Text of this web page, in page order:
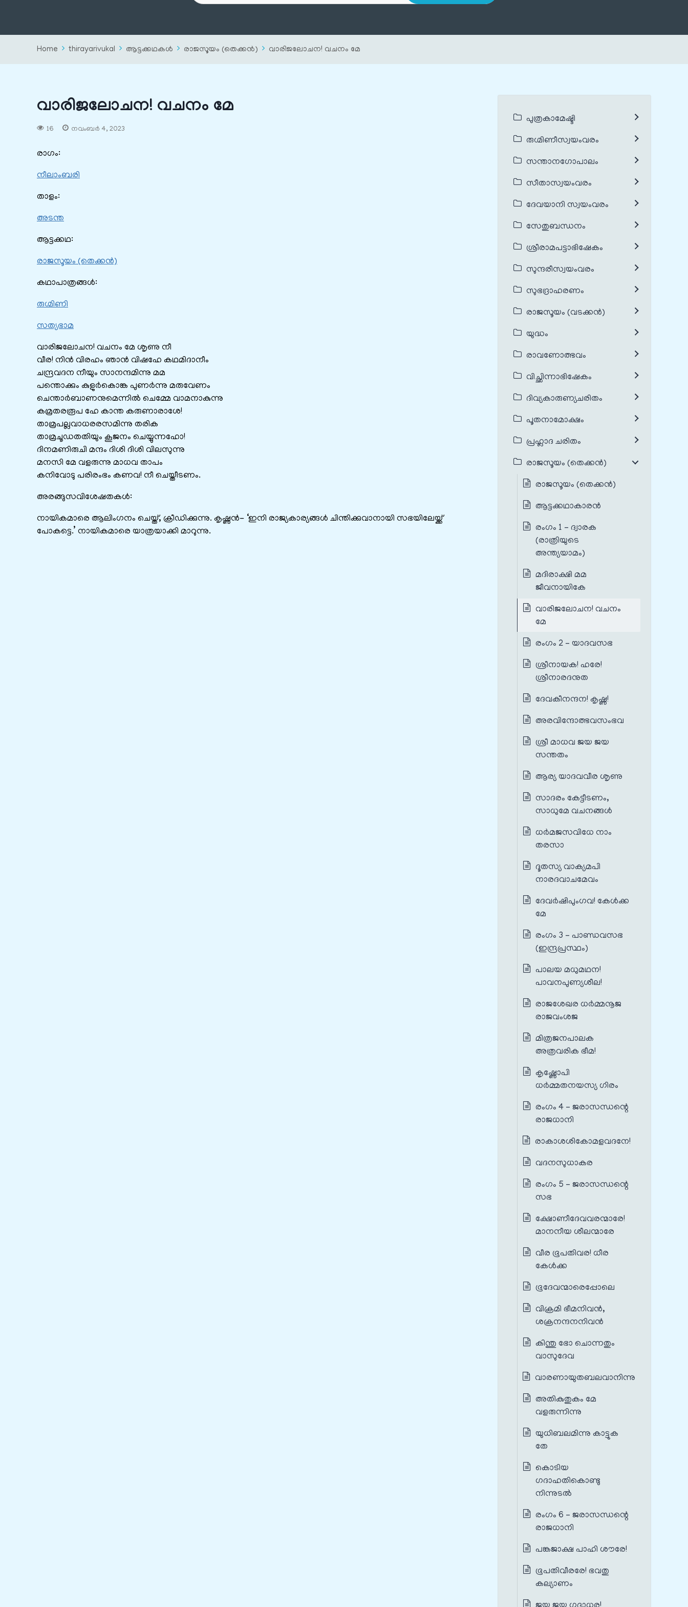
Home thirayarivukal ആട്ടക്കഥകൾ രാജസൂയം (തെക്കൻ) വാരിജലോചന! വചനം മേ
വാരിജലോചന! വചനം മേ
16 നവംബർ 4, 2023
രാഗം:
നീലാംബരി
താളം:
അടന്ത
ആട്ടക്കഥ:
രാജസൂയം (തെക്കൻ)
കഥാപാത്രങ്ങൾ:
രുഗ്മിണി
സത്യഭാമ
വാരിജലോചന! വചനം മേ ശൃണു നീ
വീര! നിൻ വിരഹം ഞാൻ വിഷഹേ കഥമിദാനീം
ചന്ദ്രവദന നീയും സാനന്ദമിന്നു മമ
പന്തൊക്കും കുളുർകൊങ്ക പുണർന്നു മരുവേണം
ചെന്താർബാണനുമെന്നിൽ ചെമ്മേ വാമനാകുന്നു
കമ്രതരരൂപ ഹേ കാന്ത കരുണാരാശേ!
താമ്രപല്ലവാധരരസമിന്നു തരിക
താമ്രചൂഡതതിയും കൂജനം ചെയ്യുന്നഹോ!
ദിനമണിരുചി മന്ദം ദിശി ദിശി വിലസുന്നു
മനസി മേ വളരുന്നു മാധവ താപം
കനിവോടു പരിരംഭം കണവ! നീ ചെയ്തീടണം.
അരങ്ങുസവിശേഷതകൾ:
നായികമാരെ ആലിംഗനം ചെയ്ത്, ക്രീഡിക്കുന്നു. കൃഷ്ണൻ- ‘ഇനി രാജ്യകാര്യങ്ങൾ ചിന്തിക്കുവാനായി സഭയിലേയ്ക്ക്
പോകട്ടെ.’ നായികമാരെ യാത്രയാക്കി മാറുന്നു.
പുത്രകാമേഷ്ടി
രുഗ്മിണീസ്വയംവരം
സന്താനഗോപാലം
സീതാസ്വയംവരം
ദേവയാനി സ്വയംവരം
സേതുബന്ധനം
ശ്രീരാമപട്ടാഭിഷേകം
സുന്ദരീസ്വയംവരം
സുഭദ്രാഹരണം
രാജസൂയം (വടക്കൻ)
യുദ്ധം
രാവണോത്ഭവം
വിച്ഛിന്നാഭിഷേകം
ദിവ്യകാരുണ്യചരിതം
പൂതനാമോക്ഷം
പ്രഹ്ലാദ ചരിതം
രാജസൂയം (തെക്കൻ)
രാജസൂയം (തെക്കൻ)
ആട്ടക്കഥാകാരൻ
രംഗം 1 – ദ്വാരക
(രാത്രിയുടെ
അന്ത്യയാമം)
മദിരാക്ഷി മമ
ജീവനായികേ
വാരിജലോചന! വചനം
മേ
രംഗം 2 – യാദവസഭ
ശ്രീനായക! ഹരേ!
ശ്രീനാരദനുത
ദേവകീനന്ദന! കൃഷ്ണ!
അരവിന്ദോത്ഭവസംഭവ
ശ്രീ മാധവ ജയ ജയ
സന്തതം
ആര്യ യാദവവീര ശൃണു
സാദരം കേട്ടീടണം,
സാധുമേ വചനങ്ങൾ
ധർമജസവിധേ നാം
തരസാ
ദൂതസ്യ വാക്യമപി
നാരദവാചമേവം
ദേവർഷിപുംഗവ! കേൾക്ക
മേ
രംഗം 3 – പാണ്ഡവസഭ
(ഇന്ദ്രപ്രസ്ഥം)
പാലയ മധുമഥന!
പാവനപുണ്യശീല!
രാജശേഖര ധർമ്മനൂജ
രാജവംശജ
മിത്രജനപാലക
അത്രവരിക ഭീമ!
കൃഷ്ണോപി
ധർമ്മതനയസ്യ ഗിരം
രംഗം 4 – ജരാസന്ധന്റെ
രാജധാനി
രാകാശശികോമളവദനേ!
വദനസുധാകര
രംഗം 5 – ജരാസന്ധന്റെ
സഭ
ക്ഷോണീദേവവരന്മാരേ!
മാനനീയ ശീലന്മാരേ
വീര ഭൂപതിവര! ധീര
കേൾക്ക
ഭൂദേവന്മാരെപ്പോലെ
വിക്രമി ഭീമനിവൻ,
ശക്രനന്ദനനിവൻ
കിന്തു ഭോ ചൊന്നതും
വാസുദേവ
വാരണായുതബലവാനിന്നു
അതികുതുകം മേ
വളരുന്നിന്നു
യുധിബലമിന്നു കാട്ടുക
തേ
കൊടിയ
ഗദാഹതികൊണ്ടു
നിന്നുടൽ
രംഗം 6 – ജരാസന്ധന്റെ
രാജധാനി
പങ്കജാക്ഷ പാഹി ശൗരേ!
ഭൂപതിവീരരേ! ഭവതു
കല്യാണം